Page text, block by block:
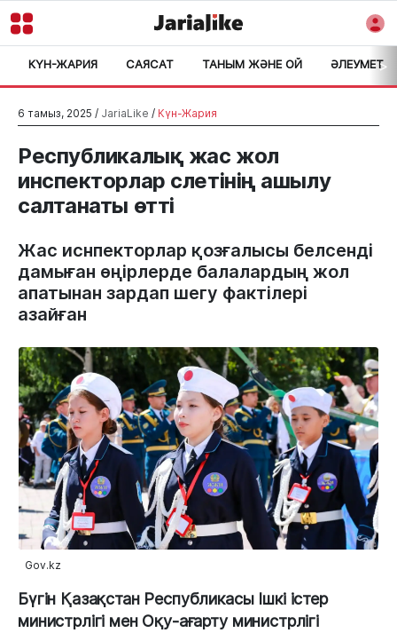
КҮН-ЖАРИЯ САЯСАТ ТАНЫМ ЖӘНЕ ОЙ ӘЛЕУМЕТ>
6 тамыз, 2025 / JariaLike / Күн-Жария
Республикалық жас жол
инспекторлар слетінің ашылу
салтанаты өтті
Жас иснпекторлар қозғалысы белсенді
дамыған өңірлерде балалардың жол
апатынан зардап шегу фактілері
азайған
Gov.kz
Бүгін Қазақстан Республикасы Ішкі істер
министрлігі мен Оқу-ағарту министрлігі